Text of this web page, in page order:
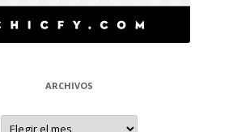
ARCHIVOS
Archivos